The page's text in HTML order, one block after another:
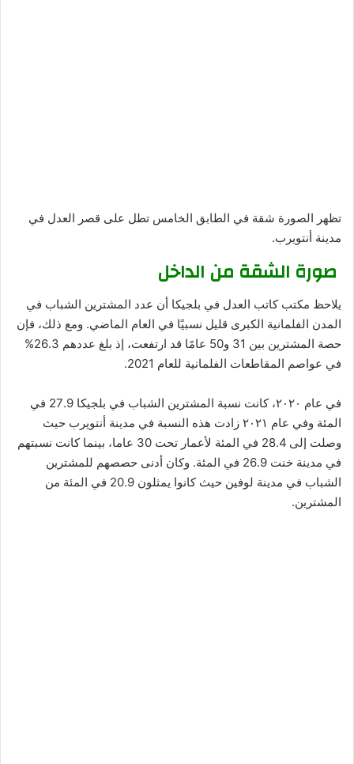
تظهر الصورة شقة في الطابق الخامس تطل على قصر العدل في
مدينة أنتويرب.
صورة الشقة من الداخل
يلاحظ مكتب كاتب العدل في بلجيكا أن عدد المشترين الشباب في
المدن الفلمانية الكبرى قليل نسبيًا في العام الماضي. ومع ذلك، فإن
حصة المشترين بين 31 و50 عامًا قد ارتفعت، إذ بلغ عددهم 26.3%
في عواصم المقاطعات الفلمانية للعام 2021.
في عام ٢٠٢٠، كانت نسبة المشترين الشباب في بلجيكا 27.9 في
المئة وفي عام ٢٠٢١ زادت هذه النسبة في مدينة أنتويرب حيث
وصلت إلى 28.4 في المئة لأعمار تحت 30 عاما، بينما كانت نسبتهم
في مدينة خنت 26.9 في المئة. وكان أدنى حصصهم للمشترين
الشباب في مدينة لوفين حيث كانوا يمثلون 20.9 في المئة من
المشترين.